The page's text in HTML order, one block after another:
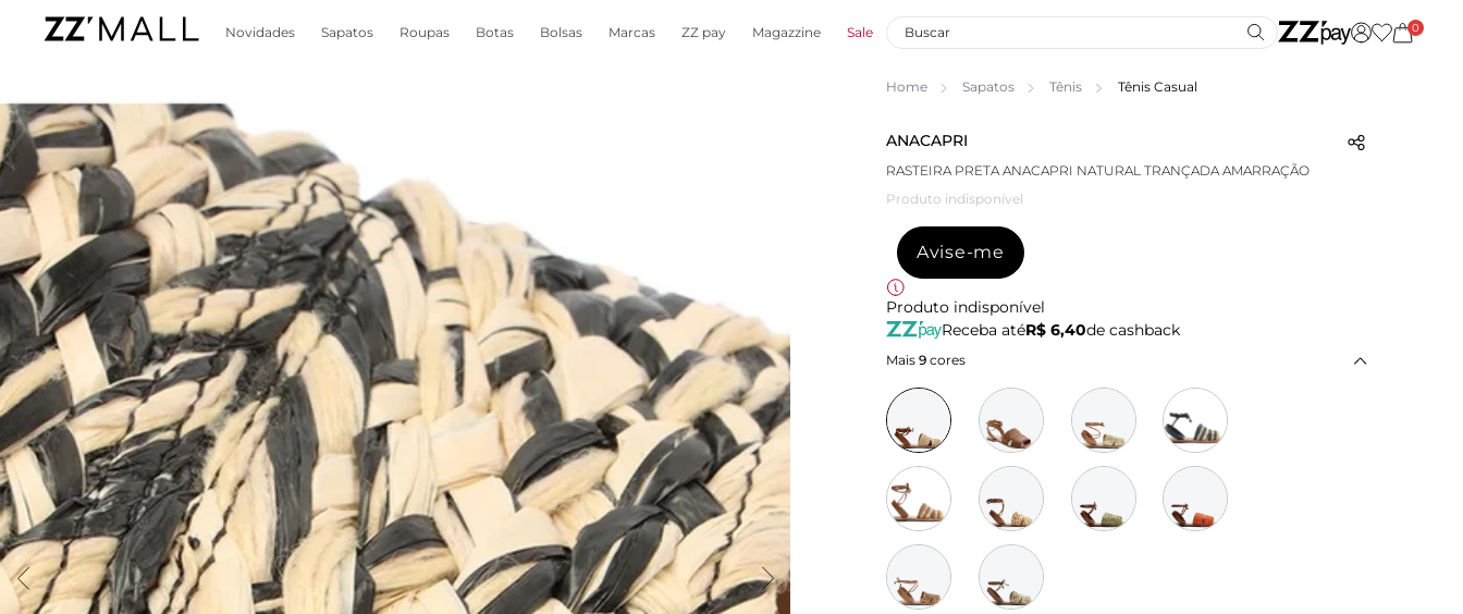
Novidades Sapatos Roupas Botas Bolsas Marcas ZZ pay Magazzine Sale 0
Home Sapatos Tênis Tênis Casual
ANACAPRI
RASTEIRA PRETA ANACAPRI NATURAL TRANÇADA AMARRAÇÃO
Produto indisponível
Avise-me
Produto indisponível
Receba atéR$ 6,40de cashback
Mais 9 cores